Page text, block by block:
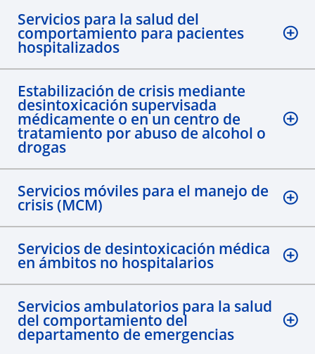
Servicios para la salud del
comportamiento para pacientes
hospitalizados
Estabilización de crisis mediante
desintoxicación supervisada
médicamente o en un centro de
tratamiento por abuso de alcohol o
drogas
Servicios móviles para el manejo de
crisis (MCM)
Servicios de desintoxicación médica
en ámbitos no hospitalarios
Servicios ambulatorios para la salud
del comportamiento del
departamento de emergencias